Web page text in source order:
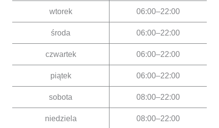
wtorek 06:00–22:00
środa 06:00–22:00
czwartek 06:00–22:00
piątek 06:00–22:00
sobota 08:00–22:00
niedziela 08:00–22:00